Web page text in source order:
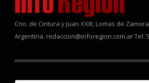
Cno. de Cintura y Juan XXIII, Lomas de
Argentina. redaccion@inforegion.com.ar Tel: